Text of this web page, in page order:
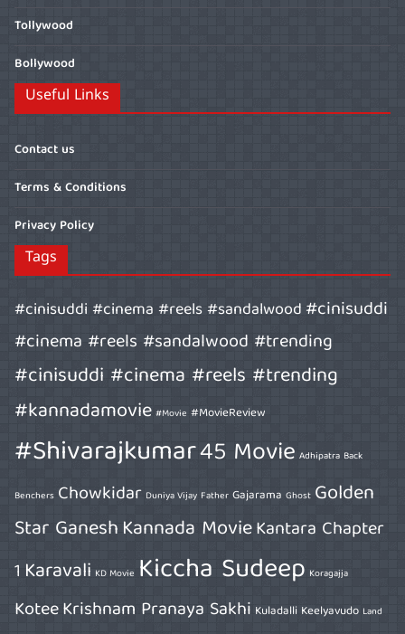
Tollywood
Bollywood
Useful Links
Contact us
Terms & Conditions
Privacy Policy
Tags
#cinisuddi #cinema #reels #sandalwood#cinisuddi
#cinema #reels #sandalwood #trending
#cinisuddi #cinema #reels #trending
#kannadamovie #Movie #MovieReview
#Shivarajkumar45 Movie Adhipatra Back
Benchers Chowkidar Duniya Vijay Father Gajarama Ghost Golden
Star GaneshKannada MovieKantara Chapter
1 Karavali KD Movie Kiccha Sudeep Koragajja
KoteeKrishnam Pranaya Sakhi Kuladalli Keelyavudo Land